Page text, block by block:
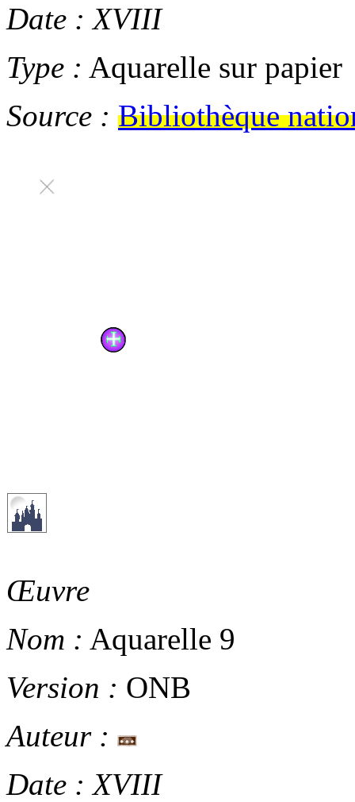
Date : XVIII
Type : Aquarelle sur papier
Source : Bibliothèque
Œuvre
Nom : Aquarelle 9
Version : ONB
Auteur :
Date : XVIII